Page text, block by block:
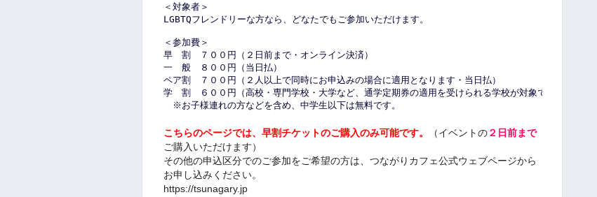
＜対象者＞
LGBTQフレンドリーな方なら、どなたでもご参加いただけます。
＜参加費＞
早　割　７００円（２日前まで・オンライン決済）
一　般　８００円（当日払）
ペア割　７００円（２人以上で同時にお申込みの場合に適用となります・当日払）
学　割　６００円（高校・専門学校・大学など、通学定期券の適用を受けられる学校が対象です・当日払）
※お子様連れの方などを含め、中学生以下は無料です。
こちらのページでは、早割チケットのご購入のみ可能です。 （イベントの２日前まで
ご購入いただけます）
その他の申込区分でのご参加をご希望の方は、つながりカフェ公式ウェブページから
お申し込みください。
https://tsunagary.jp